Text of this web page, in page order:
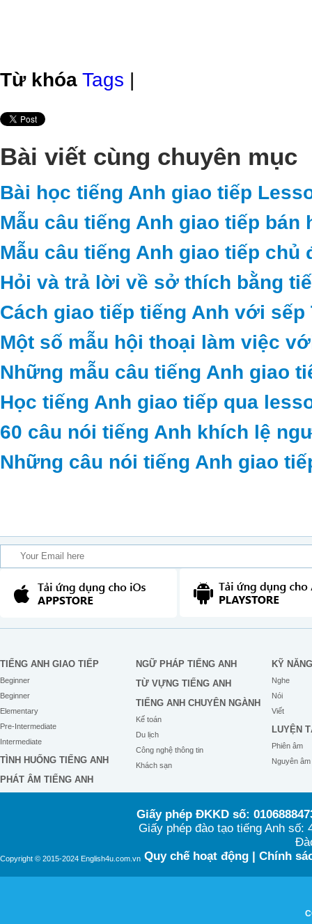
Từ khóa Tags |
Bài viết cùng chuyên mục
Bài học tiếng Anh giao tiếp
Mẫu câu tiếng Anh giao tiếp bán
Mẫu câu tiếng Anh giao tiếp
Hỏi và trả lời về sở thích bằng
Cách giao tiếp tiếng Anh với sếp
Một số mẫu hội thoại làm việc
Những mẫu câu tiếng Anh giao
Học tiếng Anh giao tiếp qua
60 câu nói tiếng Anh khích lệ
Những câu nói tiếng Anh giao
TIẾNG ANH GIAO TIẾP
Beginner
Beginner
Elementary
Pre-Intermediate
Intermediate
TÌNH HUỐNG TIẾNG ANH
PHÁT ÂM TIẾNG ANH
NGỮ PHÁP TIẾNG ANH
TỪ VỰNG TIẾNG ANH
TIẾNG ANH CHUYÊN NGÀNH
Kế toán
Du lịch
Công nghệ thông tin
Khách sạn
KỸ NĂNG
Nghe
Nói
Viết
LUYỆN
Phiên âm
Nguyên âm
Copyright © 2015-2024 English4u.com.vn
Giấy phép ĐKKD số:
Giấy phép đào tạo tiếng Anh
Quy chế hoạt động| Chính